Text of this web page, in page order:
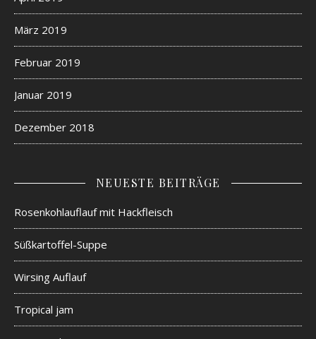
März 2019
Februar 2019
Januar 2019
Dezember 2018
NEUESTE BEITRÄGE
Rosenkohlauflauf mit Hackfleisch
Süßkartoffel-Suppe
Wirsing Auflauf
Tropical jam